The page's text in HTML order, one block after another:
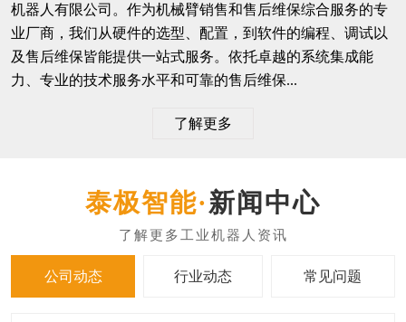
机器人有限公司。作为机械臂销售和售后维保综合服务的专
业厂商，我们从硬件的选型、配置，到软件的编程、调试以
及售后维保皆能提供一站式服务。依托卓越的系统集成能
力、专业的技术服务水平和可靠的售后维保...
了解更多
新闻中心
公司动态 行业动态 常见问题